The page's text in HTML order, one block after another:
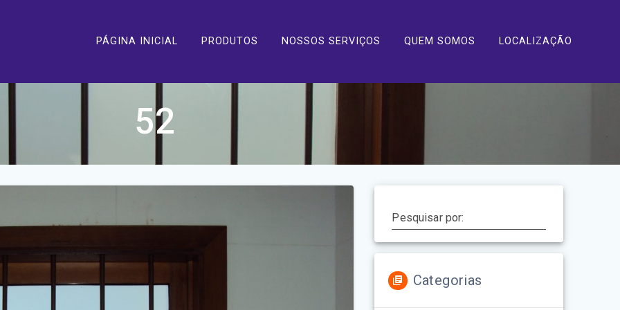
PÁGINA INICIAL PRODUTOS NOSSOS SERVIÇOS QUEM SOMOS LOCALIZAÇÃO
52
Pesquisar por:
Categorias